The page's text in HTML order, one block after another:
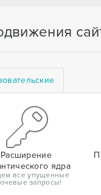
Расширение
ядра
все упущенные
запросы!